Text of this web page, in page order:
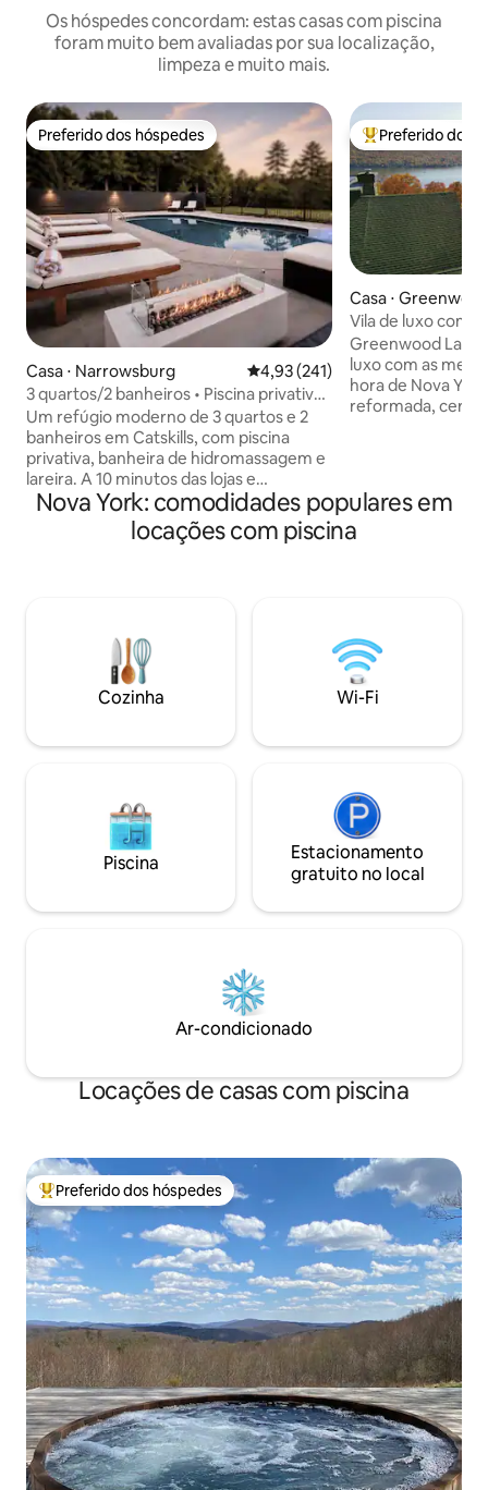
Os hóspedes concordam: estas casas com piscina
foram muito bem avaliadas por sua localização,
limpeza e muito mais.
Preferido dos hóspedes
Preferido dos hóspedes
Casa ⋅ Narrowsburg 4,93 de uma avaliação média de
4,93 (241)
3 quartos/2 banheiros • Piscina privativa
e banheira de hidromassagem perto de
Bethel Woods
Um refúgio moderno de 3 quartos e 2
banheiros em Catskills, com piscina
privativa, banheira de hidromassagem e
lareira. A 10 minutos das lojas e
restaurantes de Narrowsburg, bem
como do acesso ao rio Delaware para
nadar e fazer caminhadas. A 15 minutos
roupa de cama premium, ar-
condicionado, Wi-Fi rápido e a água mais
pura que você encontrará. Nade, faça
churrasco, jogue pingue-pongue,
temporada da piscina termina em 14/09.
Entre os
Preferido dos
Casa ⋅
Vila de luxo com
piscina privativa
Greenwood Lake
luxo com as
hora de Nova York. Casa
reformada,
Perto de resorts
todas as estações. Alguns destaques
comentário do hóspede:
este lugar, eu daria!!! ✭✭✭✭✭
verdadeiro resort
aproveitar ao
Nova York: comodidades populares em
locações com piscina
Cozinha Wi-Fi
Piscina
Estacionamento
gratuito no local
Ar-condicionado
Locações de casas com piscina
Entre os melhores preferidos dos hóspedes
Preferido dos hóspedes